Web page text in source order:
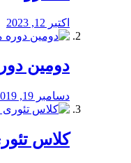
اکتبر 12, 2023
دومین
دسامبر 19, 2019
کلاس